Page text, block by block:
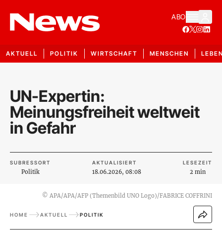
ABO
AKTUELL POLITIK WIRTSCHAFT MENSCHEN
UN-Expertin:
Meinungsfreiheit weltweit
in Gefahr
SUBRESSORT
Politik
AKTUALISIERT
18.06.2026, 08:08
LESEZEIT
2 min
© APA/APA/AFP (Themenbild UNO Logo)/FABRICE COFFRINI
HOME AKTUELL POLITIK